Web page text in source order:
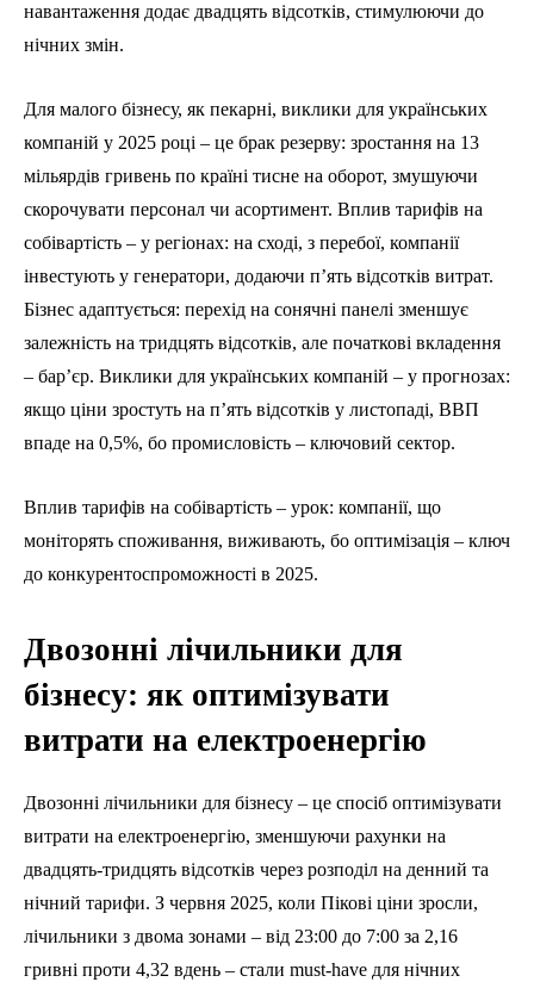
навантаження додає двадцять відсотків, стимулюючи до
нічних змін.
Для малого бізнесу, як пекарні, виклики для українських
компаній у 2025 році – це брак резерву: зростання на 13
мільярдів гривень по країні тисне на оборот, змушуючи
скорочувати персонал чи асортимент. Вплив тарифів на
собівартість – у регіонах: на сході, з перебої, компанії
інвестують у генератори, додаючи п’ять відсотків витрат.
Бізнес адаптується: перехід на сонячні панелі зменшує
залежність на тридцять відсотків, але початкові вкладення
– бар’єр. Виклики для українських компаній – у прогнозах:
якщо ціни зростуть на п’ять відсотків у листопаді, ВВП
впаде на 0,5%, бо промисловість – ключовий сектор.
Вплив тарифів на собівартість – урок: компанії, що
моніторять споживання, виживають, бо оптимізація – ключ
до конкурентоспроможності в 2025.
Двозонні лічильники для
бізнесу: як оптимізувати
витрати на електроенергію
Двозонні лічильники для бізнесу – це спосіб оптимізувати
витрати на електроенергію, зменшуючи рахунки на
двадцять-тридцять відсотків через розподіл на денний та
нічний тарифи. З червня 2025, коли Пікові ціни зросли,
лічильники з двома зонами – від 23:00 до 7:00 за 2,16
гривні проти 4,32 вдень – стали must-have для нічних